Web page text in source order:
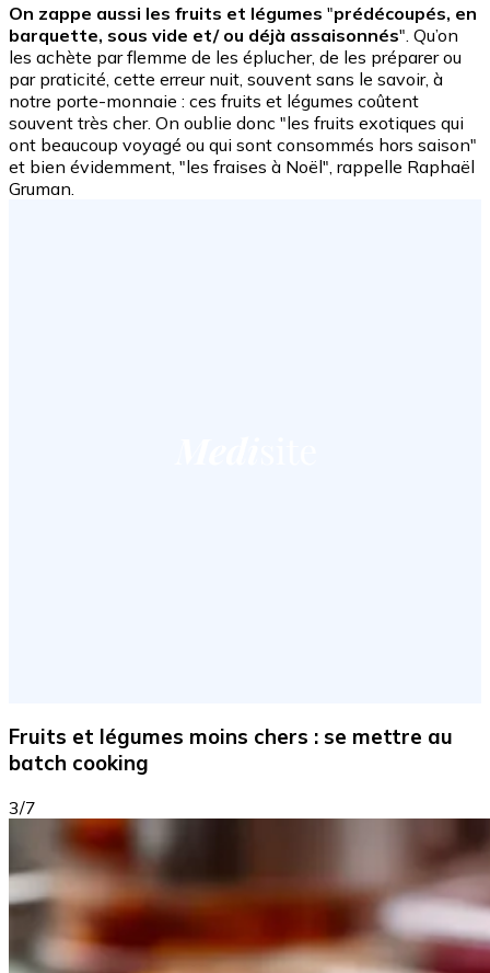
On zappe aussi les fruits et légumes "prédécoupés, en
barquette, sous vide et/ ou déjà assaisonnés". Qu’on
les achète par flemme de les éplucher, de les préparer ou
par praticité, cette erreur nuit, souvent sans le savoir, à
notre porte-monnaie : ces fruits et légumes coûtent
souvent très cher. On oublie donc "les fruits exotiques qui
ont beaucoup voyagé ou qui sont consommés hors saison"
et bien évidemment, "les fraises à Noël", rappelle Raphaël
Gruman.
Fruits et légumes moins chers : se mettre au
batch cooking
3/7